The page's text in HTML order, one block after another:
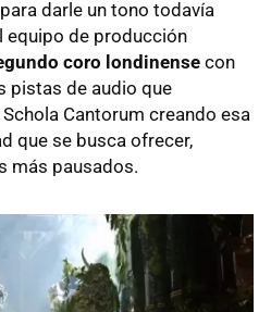
darle un tono todavía
equipo de producción
coro londinense con
pistas de audio que
Cantorum creando esa
que se busca ofrecer,
más pausados.